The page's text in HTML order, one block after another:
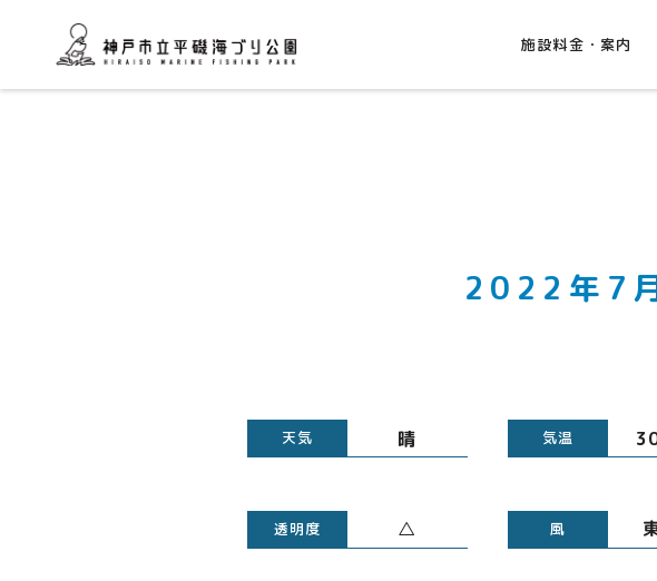
施設料金・案内
2022年7
天気 晴 気温
透明度 △ 風